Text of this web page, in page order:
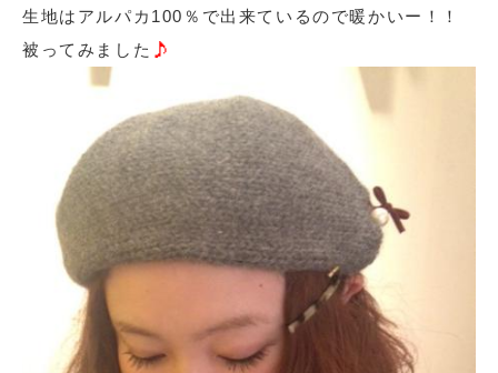
生地はアルパカ100％で出来ているので暖かいー！！
被ってみました